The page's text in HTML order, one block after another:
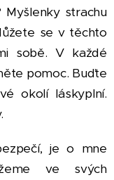
Myšlenky strachu
se v těchto
sobě. V každé
pomoc. Buďte
okolí láskyplní.
je o mne
ve svých